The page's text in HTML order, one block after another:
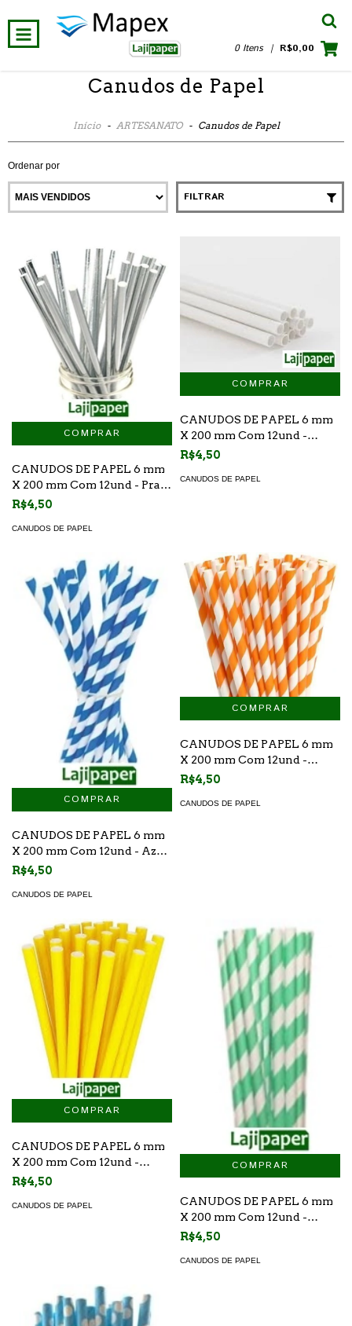
0 Itens | R$0,00
Canudos de Papel
Início - ARTESANATO - Canudos de Papel
Ordenar por
FILTRAR
CANUDOS DE PAPEL 6 mm
X 200 mm Com 12und - Prata
Metálico
R$4,50
CANUDOS DE PAPEL
CANUDOS DE PAPEL 6 mm
X 200 mm Com 12und -
Branco
R$4,50
CANUDOS DE PAPEL
CANUDOS DE PAPEL 6 mm
X 200 mm Com 12und - Azul
Listrado
R$4,50
CANUDOS DE PAPEL
CANUDOS DE PAPEL 6 mm
X 200 mm Com 12und -
Laranja Listrado
R$4,50
CANUDOS DE PAPEL
CANUDOS DE PAPEL 6 mm
X 200 mm Com 12und -
Amarelo
R$4,50
CANUDOS DE PAPEL
CANUDOS DE PAPEL 6 mm
X 200 mm Com 12und -
Verde Claro Listrado
R$4,50
CANUDOS DE PAPEL